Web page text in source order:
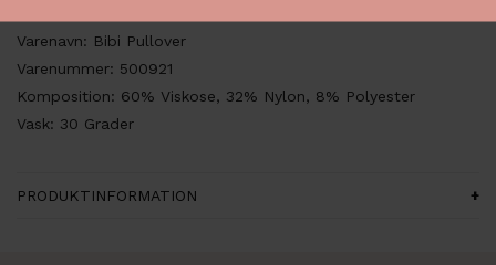
Varenavn: Bibi Pullover
Varenummer: 500921
Komposition: 60% Viskose, 32% Nylon, 8% Polyester
Vask: 30 Grader
PRODUKTINFORMATION